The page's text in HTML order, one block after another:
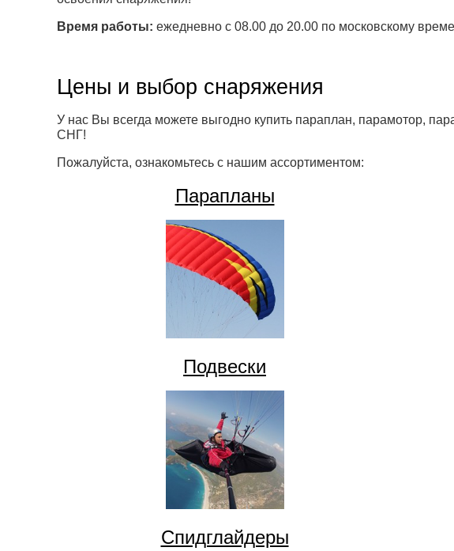
Время работы: ежедневно с 08.00 до 20.00 по московскому
Цены и выбор снаряжения
У нас Вы всегда можете выгодно купить параплан, парамотор,
СНГ!
Пожалуйста, ознакомьтесь с нашим ассортиментом:
Парапланы
Подвески
Спидглайдеры